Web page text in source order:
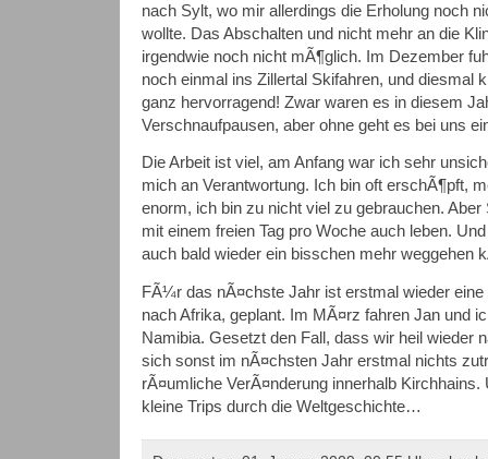
nach Sylt, wo mir allerdings die Erholung noch
wollte. Das Abschalten und nicht mehr an die
irgendwie noch nicht mÃ¶glich. Im Dezember
noch einmal ins Zillertal Skifahren, und diesmal
ganz hervorragend! Zwar waren es in diesem
Verschnaufpausen, aber ohne geht es bei uns
Die Arbeit ist viel, am Anfang war ich sehr
mich an Verantwortung. Ich bin oft erschÃ¶pft,
enorm, ich bin zu nicht viel zu gebrauchen.
mit einem freien Tag pro Woche auch leben.
auch bald wieder ein bisschen mehr weggehen
FÃ¼r das nÃ¤chste Jahr ist erstmal wieder
nach Afrika, geplant. Im MÃ¤rz fahren Jan und
Namibia. Gesetzt den Fall, dass wir heil wieder
sich sonst im nÃ¤chsten Jahr erstmal nichts
rÃ¤umliche VerÃ¤nderung innerhalb
kleine Trips durch die Weltgeschichte…